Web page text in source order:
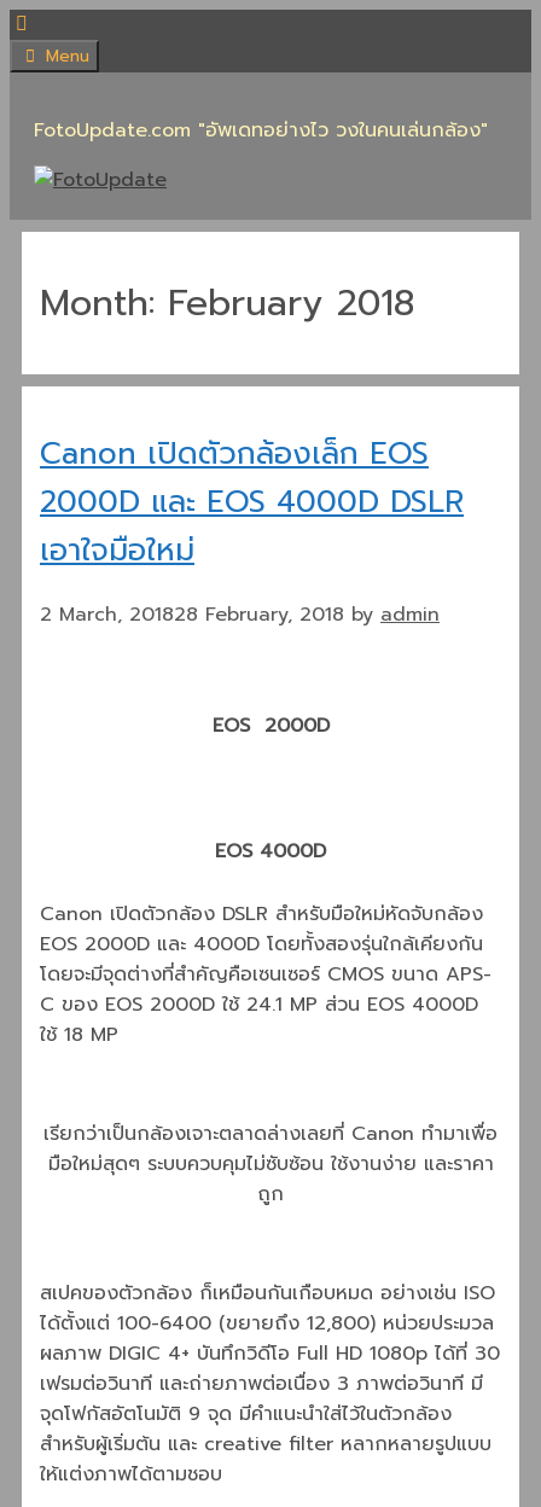
Skip
to
Menu
FotoUpdate.com "อัพเดทอย่างไว วงในคนเล่นกล้อง"
Month: February 2018
Canon เปิดตัวกล้องเล็ก EOS
2000D และ EOS 4000D DSLR
เอาใจมือใหม่
2 March, 201828 February, 2018 by admin
EOS 2000D
EOS 4000D
Canon เปิดตัวกล้อง DSLR สำหรับมือใหม่หัดจับกล้อง
EOS 2000D และ 4000D โดยทั้งสองรุ่นใกล้เคียงกัน
โดยจะมีจุดต่างที่สำคัญคือเซนเซอร์ CMOS ขนาด APS-
C ของ EOS 2000D ใช้ 24.1 MP ส่วน EOS 4000D
ใช้ 18 MP
เรียกว่าเป็นกล้องเจาะตลาดล่างเลยที่ Canon ทำมาเพื่อ
มือใหม่สุดๆ ระบบควบคุมไม่ซับซ้อน ใช้งานง่าย และราคา
ถูก
สเปคของตัวกล้อง ก็เหมือนกันเกือบหมด อย่างเช่น ISO
ได้ตั้งแต่ 100-6400 (ขยายถึง 12,800) หน่วยประมวล
ผลภาพ DIGIC 4+ บันทึกวิดีโอ Full HD 1080p ได้ที่ 30
เฟรมต่อวินาที และถ่ายภาพต่อเนื่อง 3 ภาพต่อวินาที มี
จุดโฟกัสอัตโนมัติ 9 จุด มีคำแนะนำใส่ไว้ในตัวกล้อง
สำหรับผู้เริ่มต้น และ creative filter หลากหลายรูปแบบ
ให้แต่งภาพได้ตามชอบ